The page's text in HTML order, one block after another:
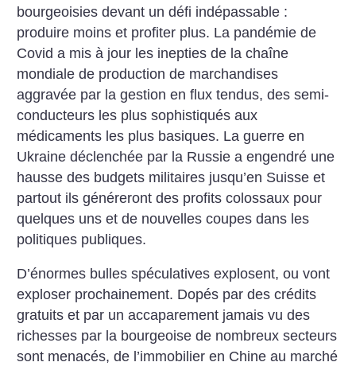
bourgeoisies devant un défi indépassable :
produire moins et profiter plus. La pandémie de
Covid a mis à jour les inepties de la chaîne
mondiale de production de marchandises
aggravée par la gestion en flux tendus, des semi-
conducteurs les plus sophistiqués aux
médicaments les plus basiques. La guerre en
Ukraine déclenchée par la Russie a engendré une
hausse des budgets militaires jusqu’en Suisse et
partout ils généreront des profits colossaux pour
quelques uns et de nouvelles coupes dans les
politiques publiques.
D’énormes bulles spéculatives explosent, ou vont
exploser prochainement. Dopés par des crédits
gratuits et par un accaparement jamais vu des
richesses par la bourgeoise de nombreux secteurs
sont menacés, de l’immobilier en Chine au marché